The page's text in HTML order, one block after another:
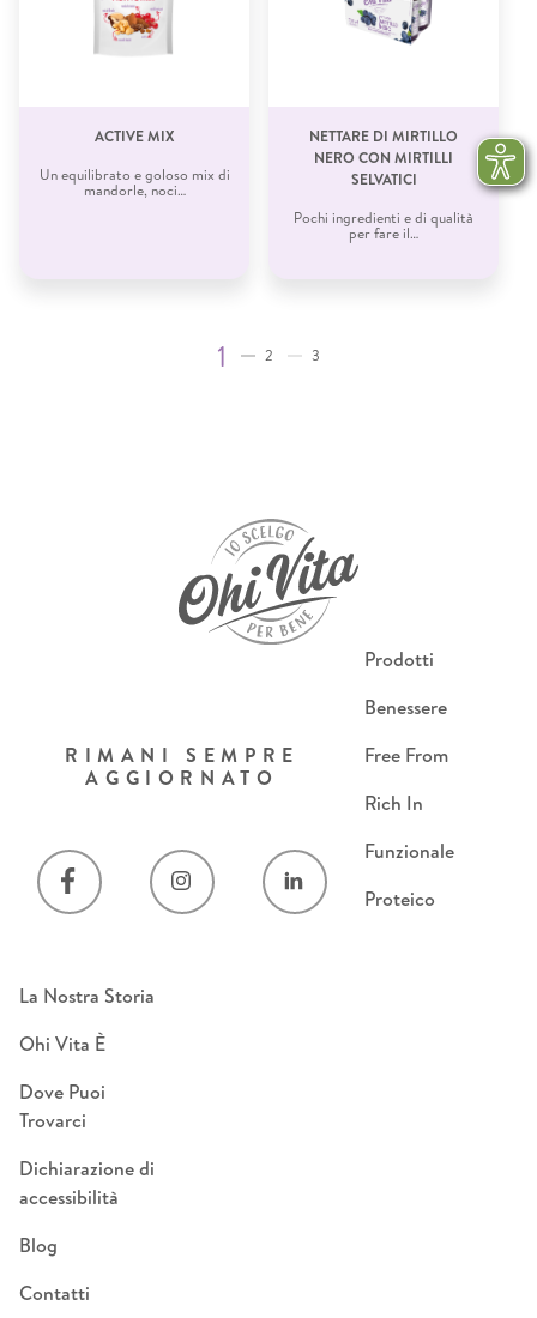
ACTIVE MIX
Un equilibrato e goloso mix di
mandorle, noci…
NETTARE DI MIRTILLO
NERO CON MIRTILLI
SELVATICI
Pochi ingredienti e di qualità
per fare il…
1 2 3
Prodotti
Benessere
Free From
Rich In
Funzionale
Proteico
La Nostra Storia
Ohi Vita È
Dove Puoi
Trovarci
Dichiarazione di
accessibilità
Blog
Contatti
RIMANI SEMPRE
AGGIORNATO